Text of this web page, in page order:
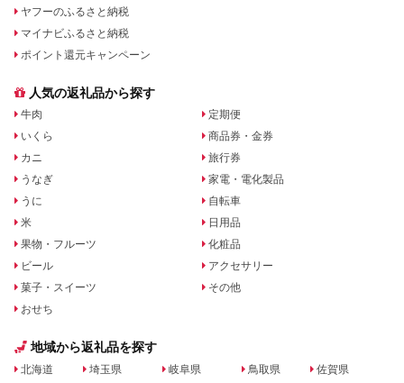
ヤフーのふるさと納税
マイナビふるさと納税
ポイント還元キャンペーン
人気の返礼品から探す
牛肉
いくら
カニ
うなぎ
うに
米
果物・フルーツ
ビール
菓子・スイーツ
おせち
定期便
商品券・金券
旅行券
家電・電化製品
自転車
日用品
化粧品
アクセサリー
その他
地域から返礼品を探す
北海道 埼玉県 岐阜県 鳥取県 佐賀県